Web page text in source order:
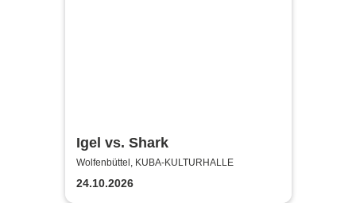
Igel vs. Shark
Wolfenbüttel, KUBA-KULTURHALLE
24.10.2026